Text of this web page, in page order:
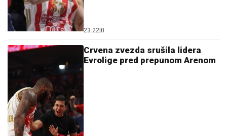
23:22 0
Crvena zvezda srušila lidera
Evrolige pred prepunom Arenom